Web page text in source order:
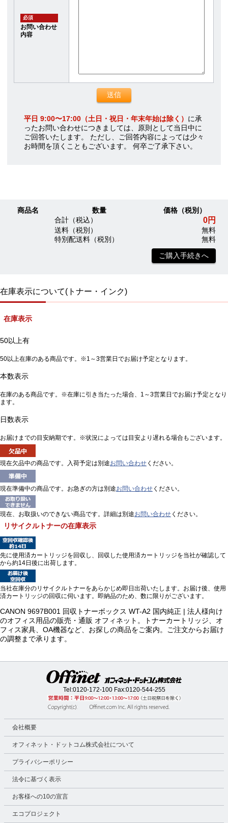
必須
お問い合わせ
内容
平日 9:00〜17:00（土日・祝日・年末年始は除く） に承
ったお問い合わせにつきましては、原則として当日中に
ご回答いたします。 ただし、ご回答内容によっては少々
お時間を頂くこともございます。 何卒ご了承下さい。
商品名 数量
価格（税別）
合計（税込）
0円
送料（税別）
無料
特別配送料（税別）
無料
ご購入手続きへ
在庫表示について(トナー・インク)
在庫表示
50以上有
50以上在庫のある商品です。※1～3営業日でお届け予定となります。
本数表示
在庫のある商品です。※在庫に引き当たった場合、1～3営業日でお届け予定となり
ます。
日数表示
お届けまでの目安納期です。※状況によっては目安より遅れる場合もございます。
現在欠品中の商品です。入荷予定は別途お問い合わせ ください。
現在準備中の商品です。お急ぎの方は別途お問い合わせ ください。
現在、お取扱いのできない商品です。詳細は別途お問い合わせ ください。
リサイクルトナーの在庫表示
先に使用済カートリッジを回収し、回収した使用済カートリッジを当社が確認して
から約14日後に出荷します。
当社在庫分のリサイクルトナーをあらかじめ即日出荷いたします。お届け後、使用
済カートリッジの回収に伺います。即納品のため、数に限りがございます。
CANON 9697B001 回収トナーボックス WT-A2 国内純正 | 法人様向け
のオフィス用品の販売・通販 オフィネット。トナーカートリッジ、オ
フィス家具、OA機器など、お探しの商品をご案内。ご注文からお届け
の調整まで承ります。
Tel:0120-172-100Fax:0120-544-255
会社概要
オフィネット・ドットコム株式会社について
プライバシーポリシー
法令に基づく表示
お客様への10の宣言
エコプロジェクト